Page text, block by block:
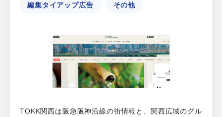
編集タイアップ広告 その他
TOKK関西は阪急阪神沿線の街情報と、関西広域のグル